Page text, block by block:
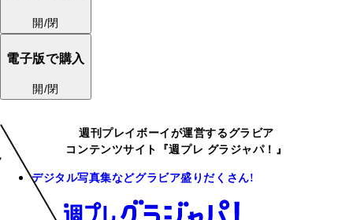
開/閉
電子版で購入
開/閉
週刊プレイボーイが運営するグラビア
コンテンツサイト『週プレ グラジャパ！』
デジタル写真集などグラビア盛りだくさん!